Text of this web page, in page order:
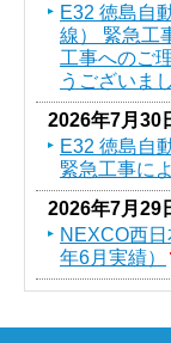
E32 徳島自
線） 緊急工
工事へのご
うございま
2026年7月30
E32 徳島自
緊急工事に
2026年7月29
NEXCO西
年6月実績）